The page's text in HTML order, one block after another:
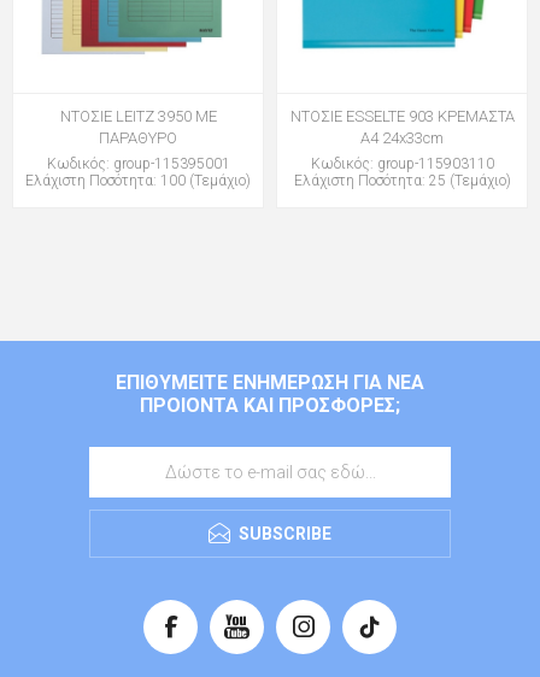
ΝΤΟΣΙΕ LEITZ 3950 ΜΕ
ΠΑΡΑΘΥΡΟ
Κωδικός: group-115395001
Ελάχιστη Ποσότητα: 100 (Τεμάχιο)
ΝΤΟΣΙΕ ESSELTE 903 ΚΡΕΜΑΣΤΑ
Α4 24x33cm
Κωδικός: group-115903110
Ελάχιστη Ποσότητα: 25 (Τεμάχιο)
ΕΠΙΘΥΜΕΊΤΕ ΕΝΗΜΈΡΩΣΗ ΓΙΑ ΝΈΑ
ΠΡΟΙΌΝΤΑ ΚΑΙ ΠΡΟΣΦΟΡΈΣ;
SUBSCRIBE